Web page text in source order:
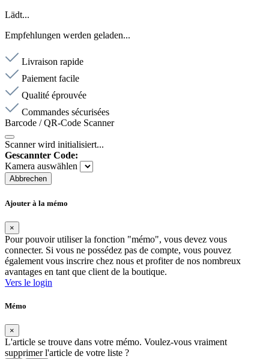
Lädt...
Empfehlungen werden geladen...
Livraison rapide
Paiement facile
Qualité éprouvée
Commandes sécurisées
Barcode / QR-Code Scanner
Scanner wird initialisiert...
Gescannter Code:
Kamera auswählen
Abbrechen
Ajouter à la mémo
×
Pour pouvoir utiliser la fonction "mémo", vous devez vous
connecter. Si vous ne possédez pas de compte, vous pouvez
également vous inscrire chez nous et profiter de nos nombreux
avantages en tant que client de la boutique.
Vers le login
Mémo
×
L'article se trouve dans votre mémo. Voulez-vous vraiment
supprimer l'article de votre liste ?